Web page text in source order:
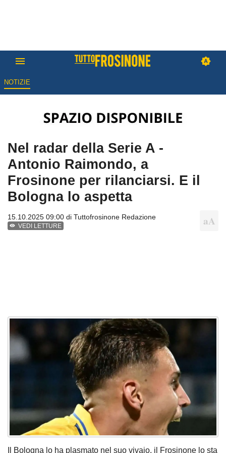
NOTIZIE
Nel radar della Serie A -
Antonio Raimondo, a
Frosinone per rilanciarsi. E il
Bologna lo aspetta
15.10.2025 09:00 di Tuttofrosinone Redazione
VEDI LETTURE
Il Bologna lo ha plasmato nel suo vivaio, il Frosinone lo sta